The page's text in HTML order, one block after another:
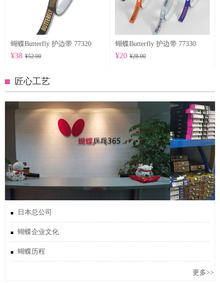
蝴蝶Butterfly 护边带 77320
¥38 ¥52.00
蝴蝶Butterfly 护边带 77330
¥20 ¥28.00
匠心工艺
日本总公司
蝴蝶企业文化
蝴蝶历程
更多>>